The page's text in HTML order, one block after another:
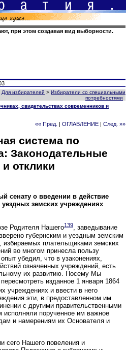
при этом создавая вид выборности.
Для избирателей > Избиратели со специальными
потребностями
свидетельствах современников и
«« Пред. ОГЛАВЛЕНИЕ След. »»
система по
Законодательные
отклики
сенату о введении в действие
земских учреждениях
Родителя Нашего139, заведывание
губернским и уездным земским
плательщиками земских
во многом принесла пользу
убедил, что в узаконениях,
означенных учреждений, есть
их развитию. Посему Мы
изданное 1 января 1864
учреждениях и ввести в него
эти, в предоставленном им
с другими правительственными
порученное им важное
и намерениям их Основателя и
сего Нашего повеления и